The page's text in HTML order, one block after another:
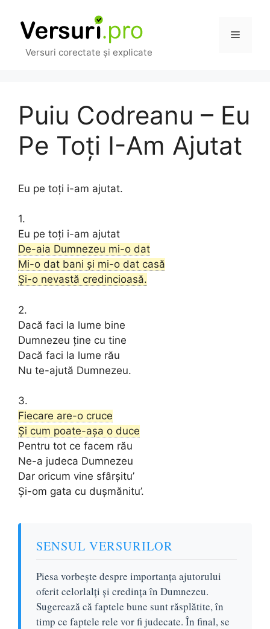
conținut
Versuri corectate și explicate
Meniu
Puiu Codreanu – Eu
Pe Toți I-Am Ajutat
Eu pe toți i-am ajutat.
1.
Eu pe toți i-am ajutat
De-aia Dumnezeu mi-o dat
Mi-o dat bani și mi-o dat casă
Și-o nevastă credincioasă.
2.
Dacă faci la lume bine
Dumnezeu ține cu tine
Dacă faci la lume rău
Nu te-ajută Dumnezeu.
3.
Fiecare are-o cruce
Și cum poate-așa o duce
Pentru tot ce facem rău
Ne-a judeca Dumnezeu
Dar oricum vine sfârșitu’
Și-om gata cu dușmănitu’.
SENSUL VERSURILOR
Piesa vorbește despre importanța ajutorului
oferit celorlalți și credința în Dumnezeu.
Sugerează că faptele bune sunt răsplătite, în
timp ce faptele rele vor fi judecate. În final, se